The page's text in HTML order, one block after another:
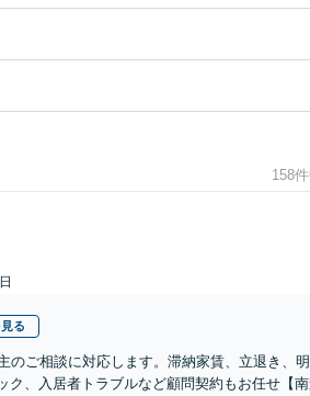
158
る
ご相談に対応します。滞納家賃、立退き、
、入居者トラブルなど顧問契約もお任せ【